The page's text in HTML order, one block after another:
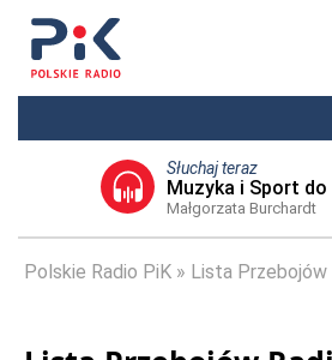
Słuchaj teraz
Muzyka i Sport do
Małgorzata Burchardt
Polskie Radio PiK Lista Przebojów